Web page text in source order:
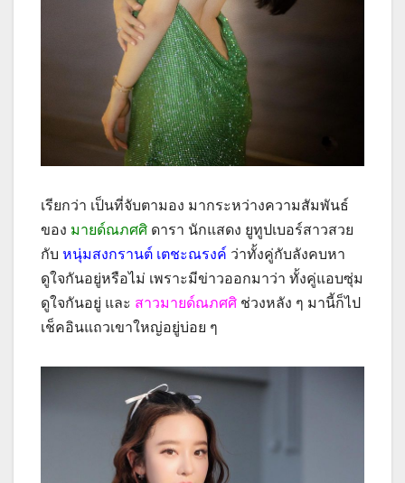
เรียกว่า เป็นที่จับตามอง มากระหว่างความสัมพันธ์
ของ มายด์ณภศศิ ดารา นักแสดง ยูทูปเบอร์สาวสวย
กับ หนุ่มสงกรานต์ เตชะณรงค์ ว่าทั้งคู่กับลังคบหา
ดูใจกันอยู่หรือไม่ เพราะมีข่าวออกมาว่า ทั้งคู่แอบซุ่ม
ดูใจกันอยู่ และ สาวมายด์ณภศศิ ช่วงหลัง ๆ มานี้ก็ไป
เช็คอินแถวเขาใหญ่อยู่บ่อย ๆ